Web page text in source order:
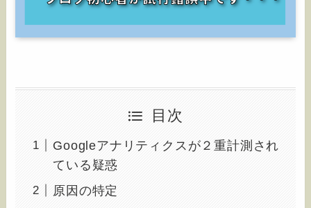
目次
Googleアナリティクスが２重計測され
ている疑惑
原因の特定